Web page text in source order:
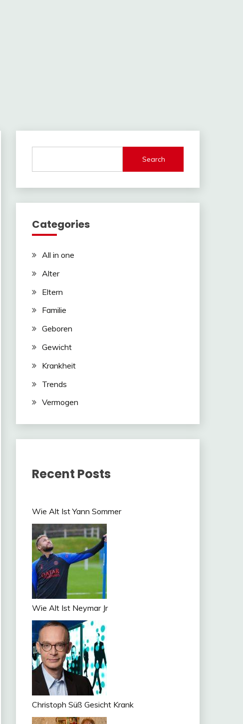
Search
Categories
All in one
Alter
Eltern
Familie
Geboren
Gewicht
Krankheit
Trends
Vermogen
Recent Posts
Wie Alt Ist Yann Sommer
Wie Alt Ist Neymar Jr
Christoph Süß Gesicht Krank